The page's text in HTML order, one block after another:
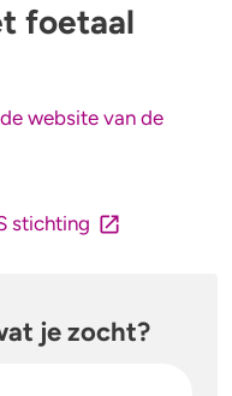
foetaal
website van de
stichting
je zocht?